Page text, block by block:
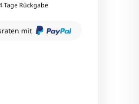
Tage Rückgabe
mit